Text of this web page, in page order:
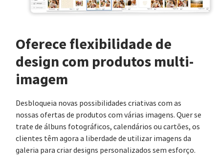
Oferece flexibilidade de
design com produtos multi-
imagem
Desbloqueia novas possibilidades criativas com as
nossas ofertas de produtos com várias imagens. Quer se
trate de álbuns fotográficos, calendários ou cartões, os
clientes têm agora a liberdade de utilizar imagens da
galeria para criar designs personalizados sem esforço.